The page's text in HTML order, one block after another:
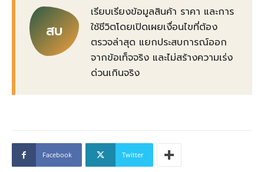
สบ
เรียบเรียงข้อมูลสินค้า ราคา และการ
ใช้ชีวิตโดยเปิดเผยเงื่อนไขที่ต้อง
ตรวจล่าสุด แยกประสบการณ์ออก
จากข้อเท็จจริง และไม่สร้างความเร่ง
ด่วนเกินจริง
Facebook Twitter